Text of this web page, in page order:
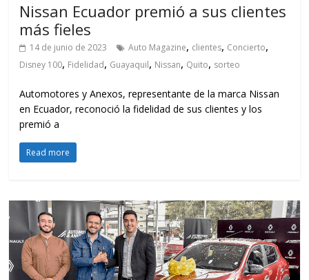
Nissan Ecuador premió a sus clientes
más fieles
14 de junio de 2023 Auto Magazine, clientes, Concierto,
Disney 100, Fidelidad, Guayaquil, Nissan, Quito, sorteo
Automotores y Anexos, representante de la marca Nissan
en Ecuador, reconoció la fidelidad de sus clientes y los
premió a
Read more